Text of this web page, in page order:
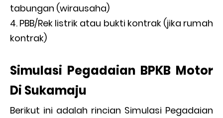
tabungan (wirausaha)
PBB/Rek listrik atau bukti kontrak (jika rumah
kontrak)
Simulasi Pegadaian BPKB Motor
Di Sukamaju
Berikut ini adalah rincian Simulasi Pegadaian